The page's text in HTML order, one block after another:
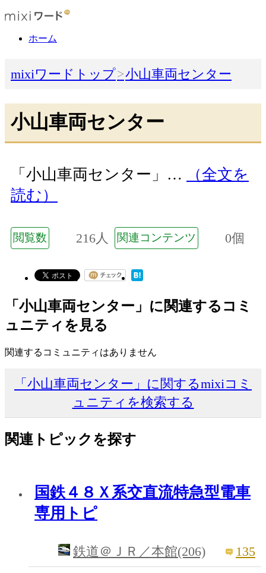
ホーム
mixiワードトップ 小山車両センター
小山車両センター
「小山車両センター」…
（全文を
読む）
閲覧数 216人 関連コンテンツ 0個
「小山車両センター」に関連するコミ
ュニティを見る
関連するコミュニティはありません
「小山車両センター」に関するmixiコミ
ュニティを検索する
関連トピックを探す
国鉄４８Ｘ系交直流特急型電車
専用トピ
鉄道＠ＪＲ／本館(206) 135